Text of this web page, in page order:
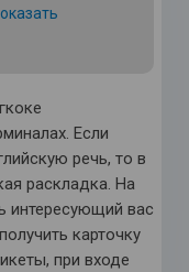
Если
речь, то в
раскладка. На
интересующий вас
карточку
при входе